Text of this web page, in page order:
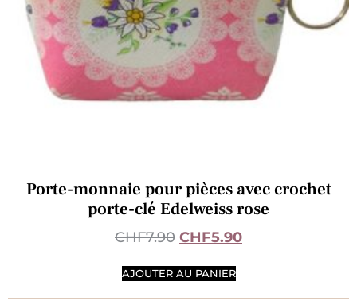
Porte-monnaie pour pièces avec crochet
porte-clé Edelweiss rose
CHF7.90 CHF5.90
AJOUTER AU PANIER